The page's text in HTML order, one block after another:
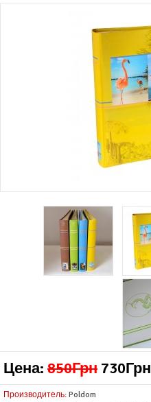
Цена: 850Грн 730Грн
Производитель: Poldom